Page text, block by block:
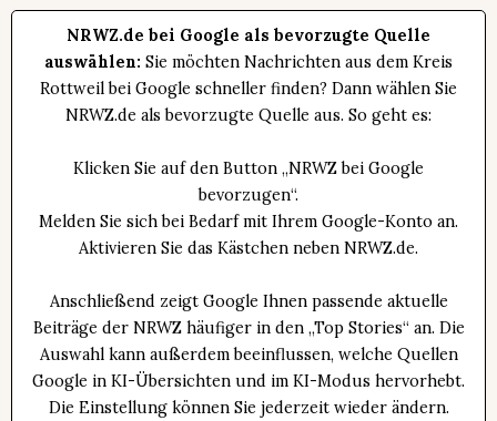
NRWZ.de bei Google als bevorzugte Quelle
auswählen: Sie möchten Nachrichten aus dem Kreis
Rottweil bei Google schneller finden? Dann wählen Sie
NRWZ.de als bevorzugte Quelle aus. So geht es:
Klicken Sie auf den Button „NRWZ bei Google
bevorzugen“.
Melden Sie sich bei Bedarf mit Ihrem Google-Konto an.
Aktivieren Sie das Kästchen neben NRWZ.de.
Anschließend zeigt Google Ihnen passende aktuelle
Beiträge der NRWZ häufiger in den „Top Stories“ an. Die
Auswahl kann außerdem beeinflussen, welche Quellen
Google in KI-Übersichten und im KI-Modus hervorhebt.
Die Einstellung können Sie jederzeit wieder ändern.